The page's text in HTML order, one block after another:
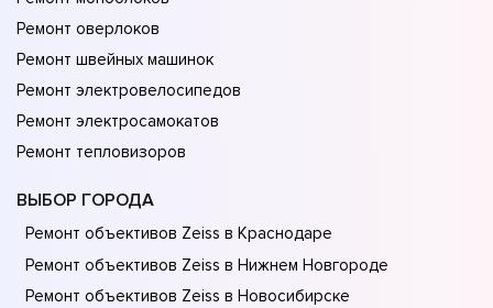
Ремонт оверлоков
Ремонт швейных машинок
Ремонт электровелосипедов
Ремонт электросамокатов
Ремонт тепловизоров
ВЫБОР ГОРОДА
Ремонт объективов Zeiss в Краснодаре
Ремонт объективов Zeiss в Нижнем Новгороде
Ремонт объективов Zeiss в Новосибирске